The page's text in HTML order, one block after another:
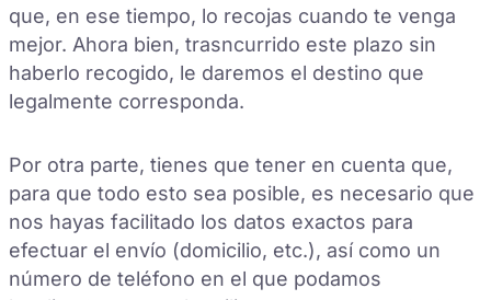
que, en ese tiempo, lo recojas cuando te venga
mejor. Ahora bien, trasncurrido este plazo sin
haberlo recogido, le daremos el destino que
legalmente corresponda.
Por otra parte, tienes que tener en cuenta que,
para que todo esto sea posible, es necesario que
nos hayas facilitado los datos exactos para
efectuar el envío (domicilio, etc.), así como un
número de teléfono en el que podamos